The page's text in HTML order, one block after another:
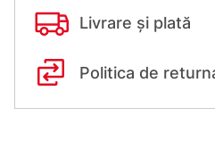
Livrare și plată
Politica de